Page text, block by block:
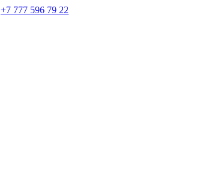
+7 777 596 79 22